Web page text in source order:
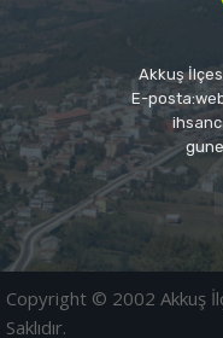
Akkuş
E-
Copyright © 2002 Akkuş
Saklıdır.